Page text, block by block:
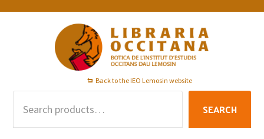
Skip
Skip
Skip
Back to the IEO Lemosin website
SEARCH